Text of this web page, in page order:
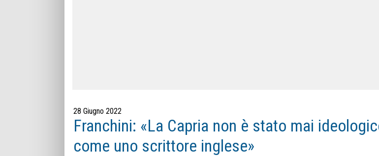
28 Giugno 2022
Franchini: «La Capria non è stato mai
come uno scrittore inglese»